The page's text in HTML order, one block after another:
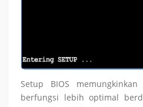
Setup BIOS
berfungsi lebih optimal